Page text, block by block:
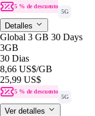
5 % de descuento
5G
Detalles
Global 3 GB 30 Days
3GB
30 Dias
8,66 US$/GB
25,99 US$
5 % de descuento
5G
Ver detalles